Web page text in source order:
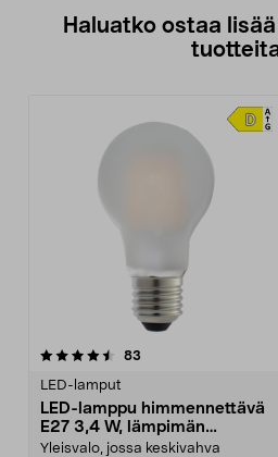
Haluatko ostaa
83
LED-lamput
LED-lamppu himmennettävä
E27 3,4 W, lämpimän
valkoinen
Yleisvalo, jossa keskivahva
4.5viidestä